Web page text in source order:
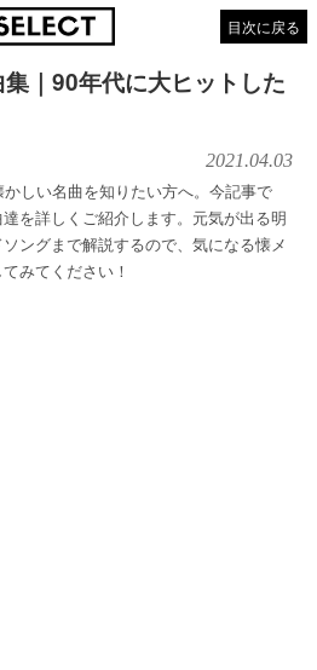
目次に戻る
｜90年代に大ヒットした
2021.04.03
しい名曲を知りたい方へ。今記事で
を詳しくご紹介します。元気が出る明
ングまで解説するので、気になる懐メ
みてください！